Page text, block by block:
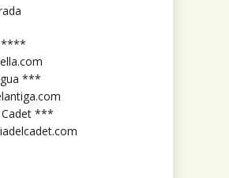
****
***
Cadet ***